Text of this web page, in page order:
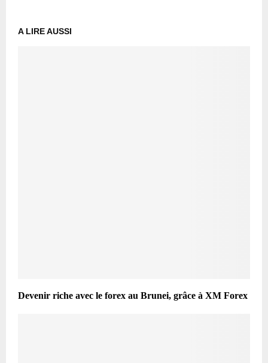
A LIRE AUSSI
Devenir riche avec le forex au Brunei, grâce à XM Forex